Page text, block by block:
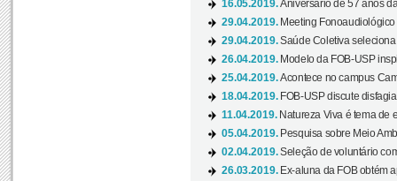
16.05.2019.Aniversário de 57 anos
29.04.2019. Meeting
29.04.2019.Saúde Coletiva
26.04.2019. Modelo da FOB-USP
25.04.2019.Acontece no campus
18.04.2019. FOB-USP discute
11.04.2019. Natureza Viva é tema de
05.04.2019. Pesquisa sobre Meio
02.04.2019.Seleção de voluntário
26.03.2019. Ex-aluna da FOB obtém